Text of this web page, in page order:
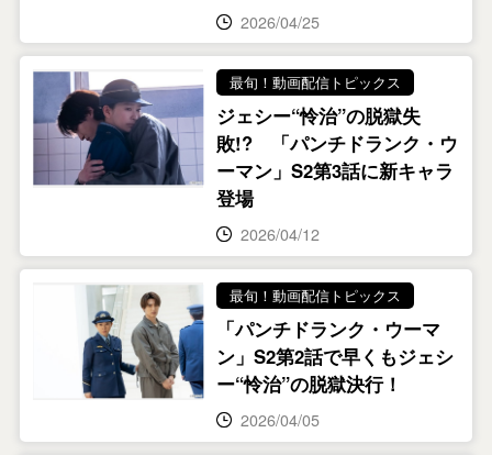
2026/04/25
最旬！動画配信トピックス
ジェシー“怜治”の脱獄失
敗!? 「パンチドランク・ウ
ーマン」S2第3話に新キャラ
登場
2026/04/12
最旬！動画配信トピックス
「パンチドランク・ウーマ
ン」S2第2話で早くもジェシ
ー“怜治”の脱獄決行！
2026/04/05